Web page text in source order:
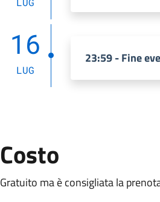
16
LUG
23:59 - Fine
Costo
Gratuito ma è consigliata la